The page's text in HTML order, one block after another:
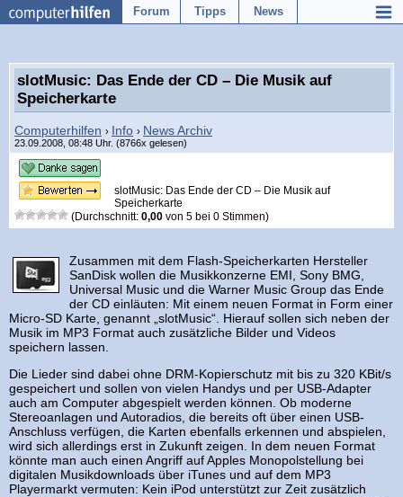
Forum Tipps News
slotMusic: Das Ende der CD – Die Musik auf
Speicherkarte
Computerhilfen › Info › News Archiv
23.09.2008, 08:48 Uhr. (8766x gelesen)
slotMusic: Das Ende der CD – Die Musik auf
Speicherkarte
(Durchschnitt: 0,00 von 5 bei 0 Stimmen)
Zusammen mit dem Flash-Speicherkarten Hersteller
SanDisk wollen die Musikkonzerne EMI, Sony BMG,
Universal Music und die Warner Music Group das Ende
der CD einläuten: Mit einem neuen Format in Form einer
Micro-SD Karte, genannt „slotMusic“. Hierauf sollen sich neben der
Musik im MP3 Format auch zusätzliche Bilder und Videos
speichern lassen.
Die Lieder sind dabei ohne DRM-Kopierschutz mit bis zu 320 KBit/s
gespeichert und sollen von vielen Handys und per USB-Adapter
auch am Computer abgespielt werden können. Ob moderne
Stereoanlagen und Autoradios, die bereits oft über einen USB-
Anschluss verfügen, die Karten ebenfalls erkennen und abspielen,
wird sich allerdings erst in Zukunft zeigen. In dem neuen Format
könnte man auch einen Angriff auf Apples Monopolstellung bei
digitalen Musikdownloads über iTunes und auf dem MP3
Playermarkt vermuten: Kein iPod unterstützt zur Zeit zusätzlich